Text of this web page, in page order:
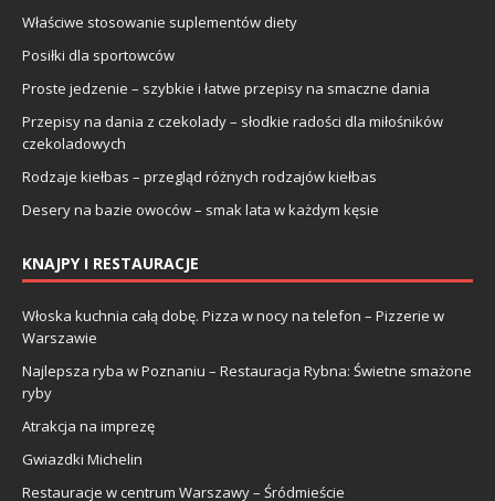
Właściwe stosowanie suplementów diety
Posiłki dla sportowców
Proste jedzenie – szybkie i łatwe przepisy na smaczne dania
Przepisy na dania z czekolady – słodkie radości dla miłośników
czekoladowych
Rodzaje kiełbas – przegląd różnych rodzajów kiełbas
Desery na bazie owoców – smak lata w każdym kęsie
KNAJPY I RESTAURACJE
Włoska kuchnia całą dobę. Pizza w nocy na telefon – Pizzerie w
Warszawie
Najlepsza ryba w Poznaniu – Restauracja Rybna: Świetne smażone
ryby
Atrakcja na imprezę
Gwiazdki Michelin
Restauracje w centrum Warszawy – Śródmieście